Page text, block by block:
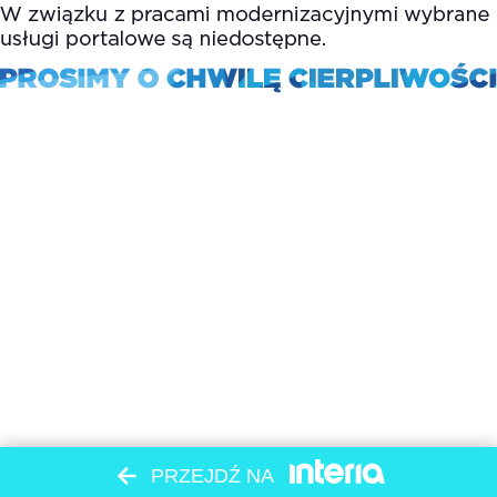
PRZEJDŹ NA